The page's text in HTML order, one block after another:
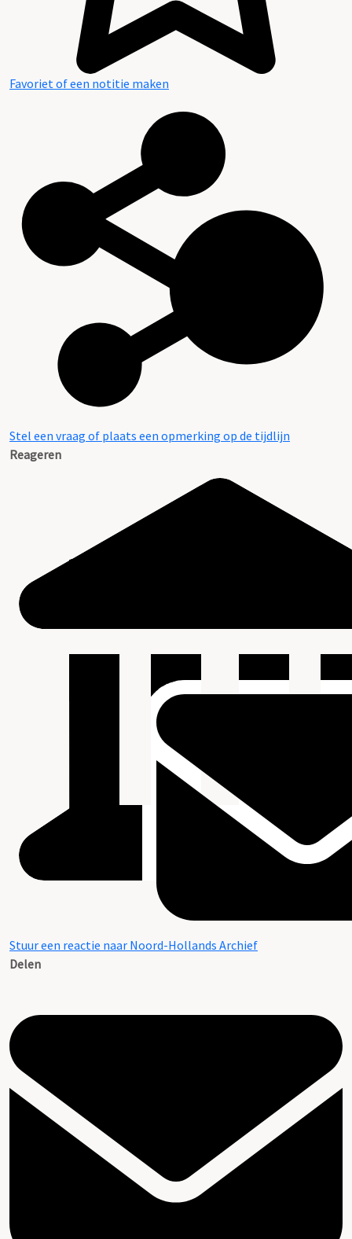
Favoriet of een notitie maken
Stel een vraag of plaats een opmerking op de tijdlijn
Reageren
Stuur een reactie naar Noord-Hollands Archief
Delen